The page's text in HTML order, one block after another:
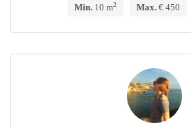
Min.10 m2 Max.€ 450